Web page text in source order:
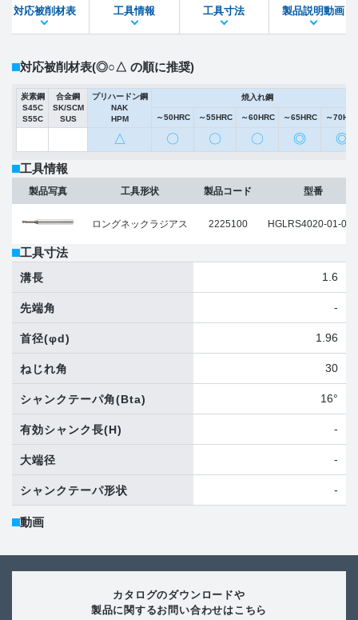
STEPファイル DXFファイル
対応被削材表 工具情報 工具寸法 製品説明動画
対応被削材表(◎○△ の順に推奨)
炭素鋼
S45C
S55C
合金鋼
SK/SCM
SUS
プリハードン鋼
NAK
HPM
焼入れ鋼
～50HRC ～55HRC ～60HRC ～65HRC ～
△ 〇 〇 〇 ◎ ◎
工具情報
製品写真 工具形状
ロングネックラジアス
製品コード
2225100
型番
HGLRS4020-01-040
工具寸法
溝長 1.6
先端角 -
首径(φd) 1.96
ねじれ角 30
シャンクテーパ角(Bta) 16°
有効シャンク長(H) -
大端径 -
シャンクテーパ形状 -
動画
カタログのダウンロードや
製品に関するお問い合わせはこちら